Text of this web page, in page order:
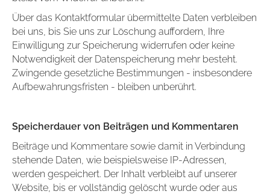
Über das Kontaktformular übermittelte Daten verbleiben
bei uns, bis Sie uns zur Löschung auffordern, Ihre
Einwilligung zur Speicherung widerrufen oder keine
Notwendigkeit der Datenspeicherung mehr besteht.
Zwingende gesetzliche Bestimmungen - insbesondere
Aufbewahrungsfristen - bleiben unberührt.
Speicherdauer von Beiträgen und Kommentaren
Beiträge und Kommentare sowie damit in Verbindung
stehende Daten, wie beispielsweise IP-Adressen,
werden gespeichert. Der Inhalt verbleibt auf unserer
Website, bis er vollständig gelöscht wurde oder aus